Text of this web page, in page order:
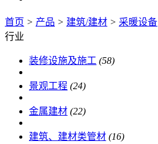
首页 > 产品 > 建筑/建材 > 采暖设备
行业
装修设施及施工 (58)
景观工程 (24)
金属建材 (22)
建筑、建材类管材 (16)